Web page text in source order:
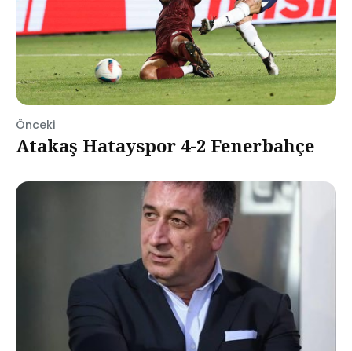
Önceki
Atakaş Hatayspor 4-2 Fenerbahçe